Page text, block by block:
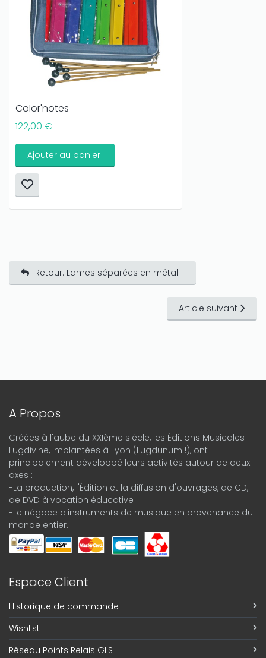
Color'notes
122,00 €
Ajouter au panier
Retour: Lames séparées en métal
Article suivant
A Propos
Créées à l'aube du XXIème siècle, les Éditions Musicales
Lugdivine, implantées à Lyon (Lugdunum !), ont
principalement développé leurs activités autour de deux
axes :
-La production, l'Édition et la diffusion d'ouvrages, de CD,
de DVD à vocation éducative
-Le négoce d'instruments de musique en provenance du
monde entier.
Espace Client
Historique de commande
Wishlist
Réseau Points Relais GLS